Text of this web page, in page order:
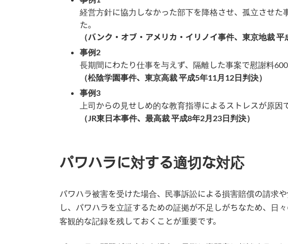
経営方針に協力しなかった部下を降格させ、孤立させた
た。
（バンク・オブ・アメリカ・イリノイ事件、東京地裁 平
事例2
長期間にわたり仕事を与えず、隔離した事案で慰謝料
（松陰学園事件、東京高裁 平成5年11月12日判決）
事例3
上司からの見せしめ的な教育指導によるストレスが原因
（JR東日本事件、最高裁 平成8年2月23日判決）
パワハラに対する適切な対応
パワハラ被害を受けた場合、民事訴訟による損害賠償の請求
し、パワハラを立証するための証拠が不足しがちなため、日
客観的な記録を残しておくことが重要です。